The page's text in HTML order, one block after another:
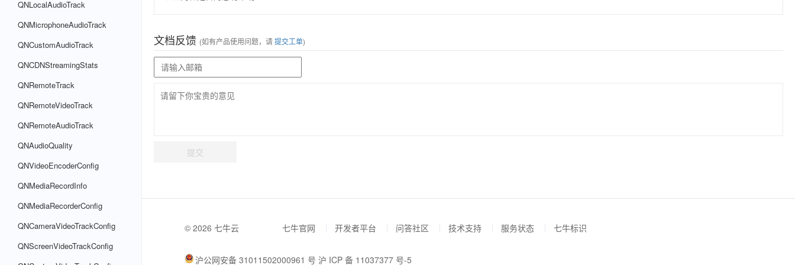
QNLocalAudioTrack
QNMicrophoneAudioTrack
QNCustomAudioTrack
QNCDNStreamingStats
QNRemoteTrack
QNRemoteVideoTrack
QNRemoteAudioTrack
QNAudioQuality
QNVideoEncoderConfig
QNMediaRecordInfo
QNMediaRecorderConfig
QNCameraVideoTrackConfig
QNScreenVideoTrackConfig
文档反馈 (如有产品使用问题，请提交工单)
提交
© 2026 七牛云 七牛官网 开发者平台 问答社区 技术支持 服务状态 七牛标识
沪公网安备 31011502000961 号 沪 ICP 备 11037377 号-5